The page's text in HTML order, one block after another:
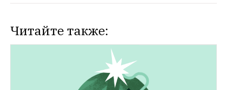
Читайте также: